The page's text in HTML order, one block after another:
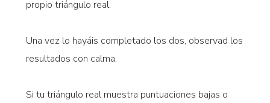
propio triángulo real.
Una vez lo hayáis completado los dos, observad los
resultados con calma.
Si tu triángulo real muestra puntuaciones bajas o